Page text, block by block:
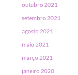
outubro 2021
setembro 2021
agosto 2021
maio 2021
março 2021
janeiro 2020